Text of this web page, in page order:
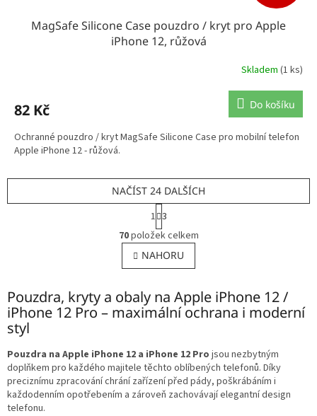
MagSafe Silicone Case pouzdro / kryt pro Apple
iPhone 12, růžová
Skladem (1 ks)
82 Kč Do košíku
Ochranné pouzdro / kryt MagSafe Silicone Case pro mobilní telefon
Apple iPhone 12 - růžová.
O
v
l
á
a
c
í
r
v
k
y
NAČÍST 24 DALŠÍCH
S
t
r
á
n
k
v
á
n
1 3
70položek celkem
NAHORU
Pouzdra, kryty a obaly na Apple iPhone 12 /
iPhone 12 Pro – maximální ochrana i moderní
styl
Pouzdra na Apple iPhone 12 a iPhone 12 Pro jsou nezbytným
doplňkem pro každého majitele těchto oblíbených telefonů. Díky
preciznímu zpracování chrání zařízení před pády, poškrábáním i
každodenním opotřebením a zároveň zachovávají elegantní design
telefonu.